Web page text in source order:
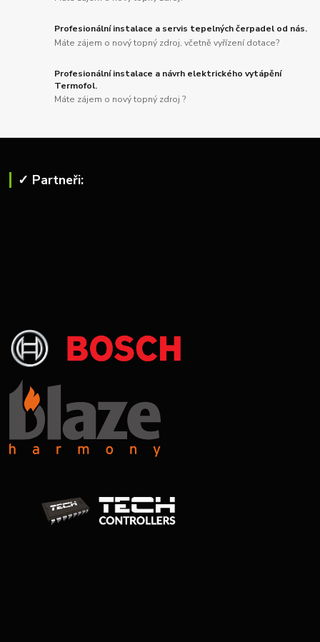
Profesionální instalace a servis tepelných čerpadel od nás.
Máte zájem o nový topný zdroj, včetně vyřízení dotace?
Profesionální instalace a návrh elektrického vytápění
Termofol.
Máte zájem o nový topný zdroj ?
✓ Partneři: